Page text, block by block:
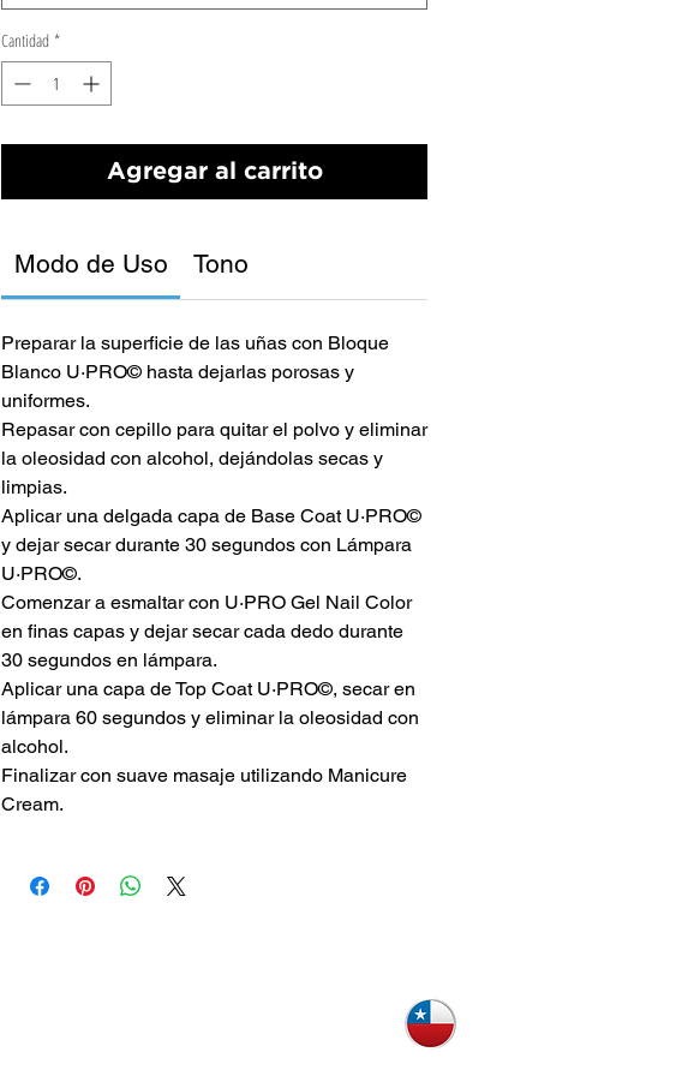
Cantidad *
Agregar al carrito
Modo de Uso Tono
Preparar la superficie de las uñas con Bloque
Blanco U·PRO© hasta dejarlas porosas y
uniformes.
Repasar con cepillo para quitar el polvo y eliminar
la oleosidad con alcohol, dejándolas secas y
limpias.
Aplicar una delgada capa de Base Coat U·PRO©
y dejar secar durante 30 segundos con Lámpara
U·PRO©.
Comenzar a esmaltar con U·PRO Gel Nail Color
en finas capas y dejar secar cada dedo durante
30 segundos en lámpara.
Aplicar una capa de Top Coat U·PRO©, secar en
lámpara 60 segundos y eliminar la oleosidad con
alcohol.
Finalizar con suave masaje utilizando Manicure
Cream.